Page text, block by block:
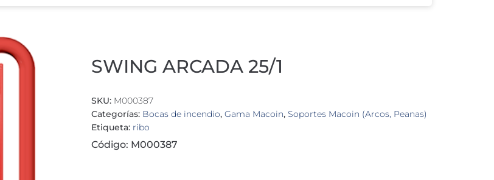
SWING ARCADA 25/1
SKU: M000387
Categorías: Bocas de incendio, Gama Macoin, Soportes Macoin (Arcos, Peanas)
Etiqueta: ribo
Código: M000387